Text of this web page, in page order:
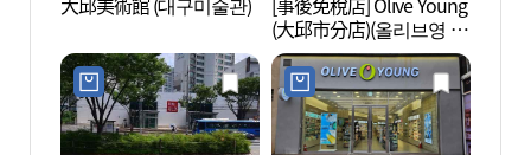
(大邱市分店)(올리브영 대
구시지점)